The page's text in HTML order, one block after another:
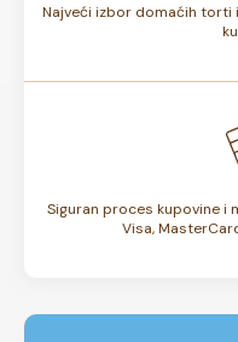
Najveći izbor domaćih torti
Siguran proces kupovine i
Visa,